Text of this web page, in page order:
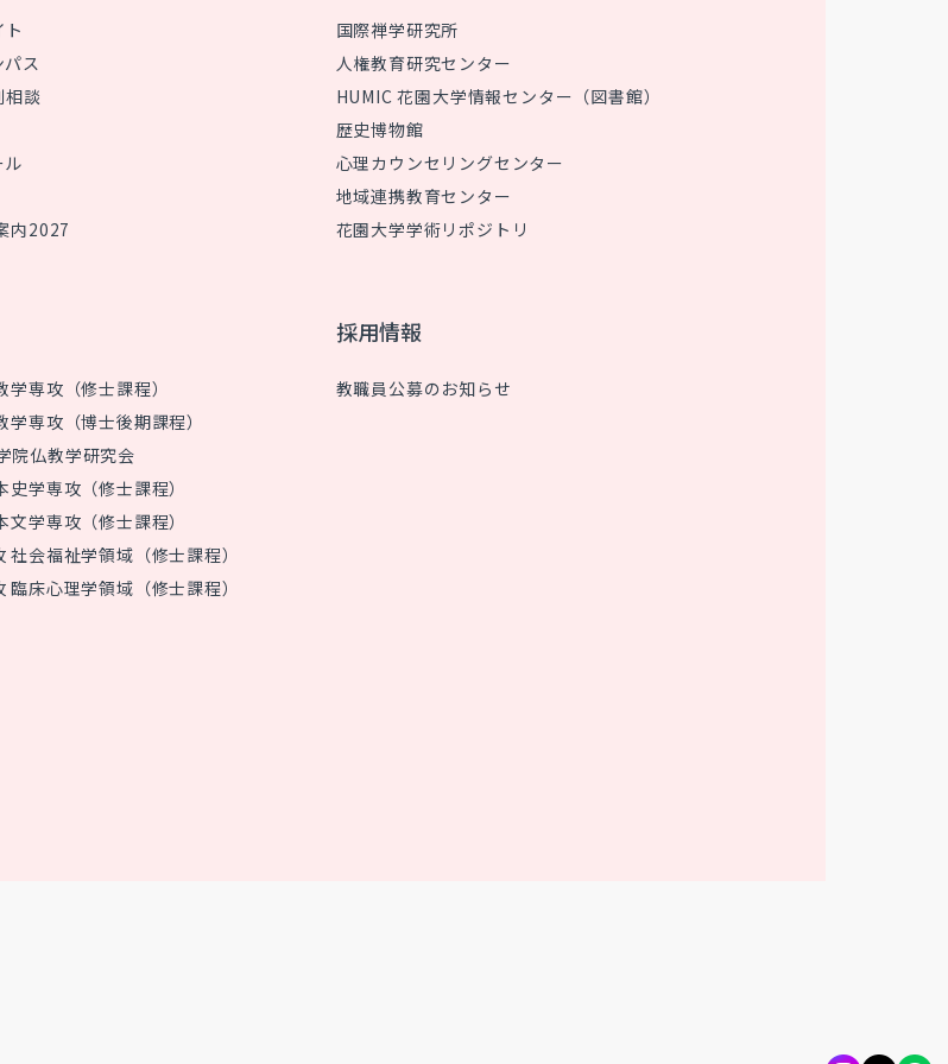
ス
相談
ル
内2027
国際禅学研究所
人権教育研究センター
HUMIC 花園大学情報センター（図書館）
歴史博物館
心理カウンセリングセンター
地域連携教育センター
花園大学学術リポジトリ
専攻（修士課程）
専攻（博士後期課程）
院仏教学研究会
学専攻（修士課程）
学専攻（修士課程）
社会福祉学領域（修士課程）
臨床心理学領域（修士課程）
採用情報
教職員公募のお知らせ